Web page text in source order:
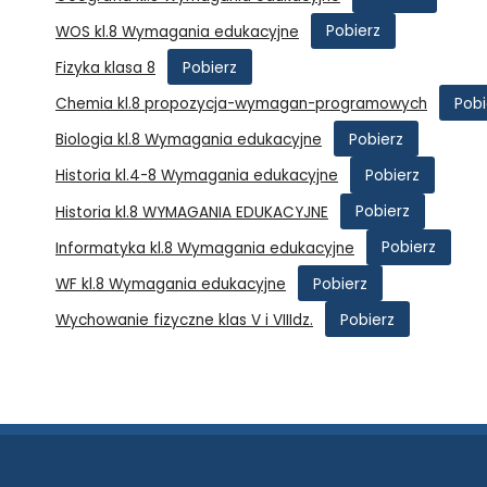
WOS kl.8 Wymagania edukacyjne Pobierz
Fizyka klasa 8 Pobierz
Chemia kl.8 propozycja-wymagan-programowych
Biologia kl.8 Wymagania edukacyjne Pobierz
Historia kl.4-8 Wymagania edukacyjne Pobierz
Historia kl.8 WYMAGANIA EDUKACYJNE Pobierz
Informatyka kl.8 Wymagania edukacyjne Pobierz
WF kl.8 Wymagania edukacyjne Pobierz
Wychowanie fizyczne klas V i VIIIdz. Pobierz